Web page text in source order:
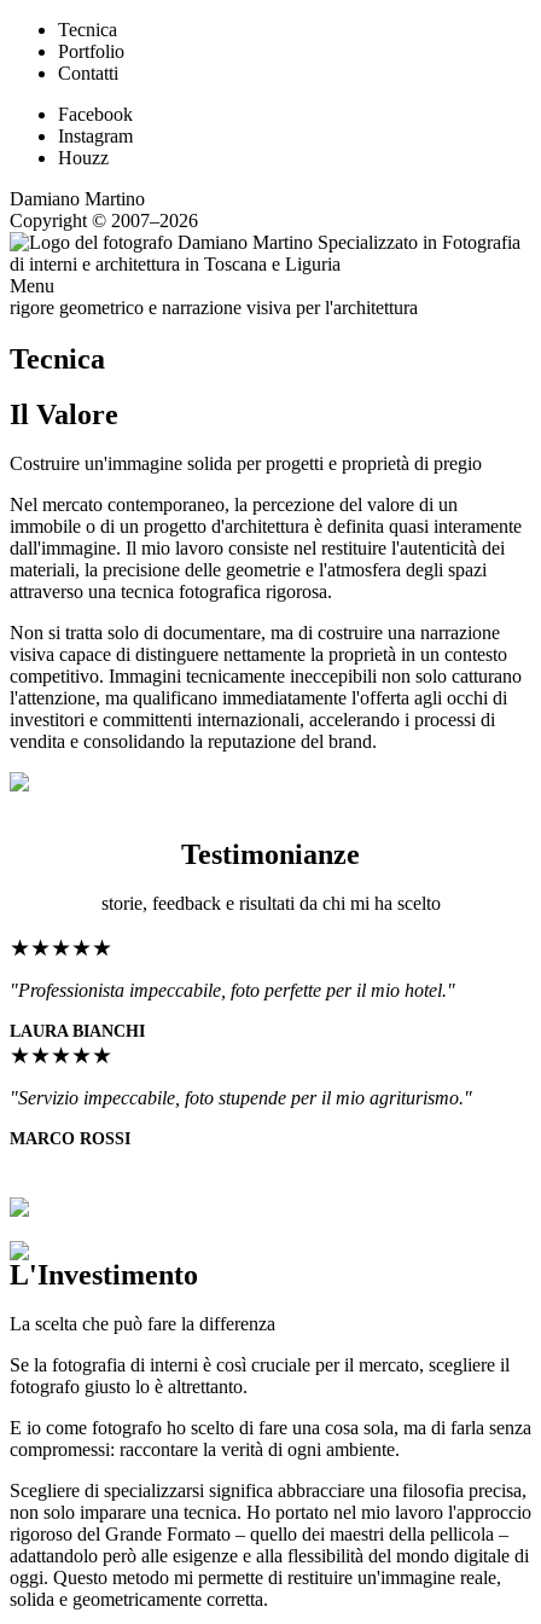
Tecnica
Portfolio
Contatti
Facebook
Instagram
Houzz
Damiano Martino
Copyright © 2007–2026
Menu
rigore geometrico e narrazione visiva per l'architettura
Tecnica
Il Valore
Costruire un'immagine solida per progetti e proprietà di pregio
Nel mercato contemporaneo, la percezione del valore di un
immobile o di un progetto d'architettura è definita quasi interamente
dall'immagine. Il mio lavoro consiste nel restituire l'autenticità dei
materiali, la precisione delle geometrie e l'atmosfera degli spazi
attraverso una tecnica fotografica rigorosa.
Non si tratta solo di documentare, ma di costruire una narrazione
visiva capace di distinguere nettamente la proprietà in un contesto
competitivo. Immagini tecnicamente ineccepibili non solo catturano
l'attenzione, ma qualificano immediatamente l'offerta agli occhi di
investitori e committenti internazionali, accelerando i processi di
vendita e consolidando la reputazione del brand.
Testimonianze
storie, feedback e risultati da chi mi ha scelto
★★★★★
"Professionista impeccabile, foto perfette per il mio hotel."
LAURA BIANCHI
★★★★★
"Servizio impeccabile, foto stupende per il mio agriturismo."
MARCO ROSSI
L'Investimento
La scelta che può fare la differenza
Se la fotografia di interni è così cruciale per il mercato, scegliere il
fotografo giusto lo è altrettanto.
E io come fotografo ho scelto di fare una cosa sola, ma di farla senza
compromessi: raccontare la verità di ogni ambiente.
Scegliere di specializzarsi significa abbracciare una filosofia precisa,
non solo imparare una tecnica. Ho portato nel mio lavoro l'approccio
rigoroso del Grande Formato – quello dei maestri della pellicola –
adattandolo però alle esigenze e alla flessibilità del mondo digitale di
oggi. Questo metodo mi permette di restituire un'immagine reale,
solida e geometricamente corretta.